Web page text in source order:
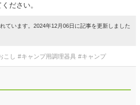
ださい。
ています。2024年12月06日に記事を更新しました
こし #キャンプ用調理器具 #キャンプ